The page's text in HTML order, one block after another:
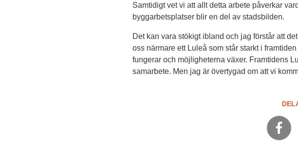
Samtidigt vet vi att allt detta arbete påverkar
byggarbetsplatser blir en del av stadsbilden.
Det kan vara stökigt ibland och jag förstår att
oss närmare ett Luleå som står starkt i
fungerar och möjligheterna växer. Framtidens
samarbete. Men jag är övertygad om att vi